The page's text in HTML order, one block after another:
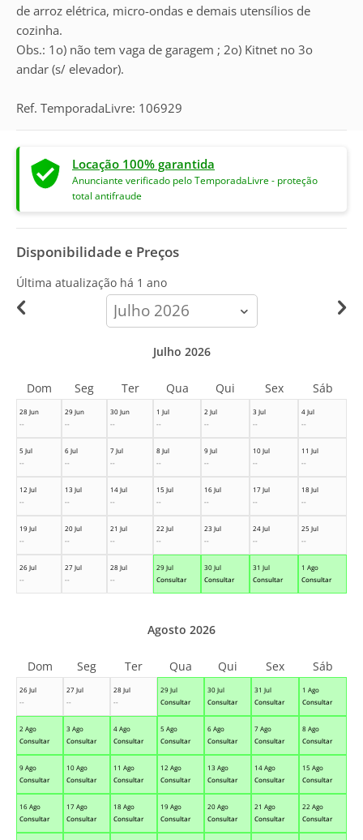
de arroz elétrica, micro-ondas e demais utensílios de
cozinha.
Obs.: 1o) não tem vaga de garagem ; 2o) Kitnet no 3o
andar (s/ elevador).
Ref. TemporadaLivre: 106929
Locação 100% garantida
Anunciante verificado pelo TemporadaLivre - proteção
total antifraude
Disponibilidade e Preços
Última atualização há 1 ano
calendar-
month
28 Jun
--
29 Jun
--
30 Jun
--
1 Jul
--
2 Jul
--
3 Jul
--
4 Jul
--
5 Jul
--
6 Jul
--
7 Jul
--
8 Jul
--
9 Jul
--
10 Jul
--
11 Jul
--
12 Jul
--
13 Jul
--
14 Jul
--
15 Jul
--
16 Jul
--
17 Jul
--
18 Jul
--
19 Jul
--
20 Jul
--
21 Jul
--
22 Jul
--
23 Jul
--
24 Jul
--
25 Jul
--
26 Jul
--
27 Jul
--
28 Jul
--
29 Jul
Consultar
30 Jul
Consultar
31 Jul
Consultar
1 Ago
Consultar
Julho 2026
Dom Seg Ter Qua Qui Sex Sáb
26 Jul
--
27 Jul
--
28 Jul
--
29 Jul
Consultar
30 Jul
Consultar
31 Jul
Consultar
1 Ago
Consultar
2 Ago
Consultar
3 Ago
Consultar
4 Ago
Consultar
5 Ago
Consultar
6 Ago
Consultar
7 Ago
Consultar
8 Ago
Consultar
9 Ago
Consultar
10 Ago
Consultar
11 Ago
Consultar
12 Ago
Consultar
13 Ago
Consultar
14 Ago
Consultar
15 Ago
Consultar
16 Ago
Consultar
17 Ago
Consultar
18 Ago
Consultar
19 Ago
Consultar
20 Ago
Consultar
21 Ago
Consultar
22 Ago
Consultar
Agosto 2026
Dom Seg Ter Qua Qui Sex Sáb